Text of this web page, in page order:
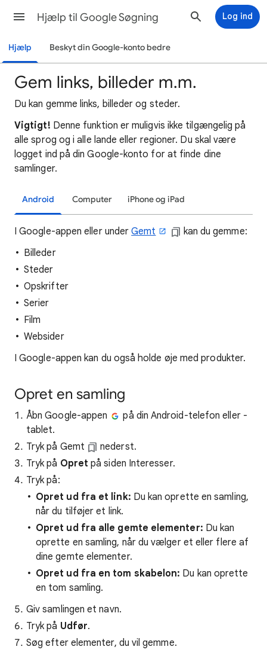
Hjælp til Google Søgning Log ind
Hjælp Beskyt din Google-konto bedre
Gem links, billeder m.m.
Du kan gemme links, billeder og steder.
Vigtigt! Denne funktion er muligvis ikke tilgængelig på
alle sprog og i alle lande eller regioner. Du skal være
logget ind på din Google-konto for at finde dine
samlinger.
Android Computer iPhone og iPad
I Google-appen eller underGemt
kan du gemme:
Billeder
Steder
Opskrifter
Serier
Film
Websider
I Google-appen kan du også holde øje med produkter.
Opret en samling
Åbn Google-appen
på din Android-telefon eller -
tablet.
Tryk på Gemt
nederst.
Tryk på Opret på siden Interesser.
Tryk på:
Opret ud fra et link: Du kan oprette en samling,
når du tilføjer et link.
Opret ud fra alle gemte elementer: Du kan
oprette en samling, når du vælger et eller flere af
dine gemte elementer.
Opret ud fra en tom skabelon: Du kan oprette
en tom samling.
Giv samlingen et navn.
Tryk på Udfør.
Søg efter elementer, du vil gemme.